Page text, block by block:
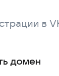
в
домен